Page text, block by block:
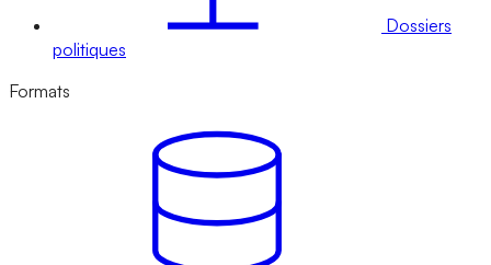
Dossiers
politiques
Formats